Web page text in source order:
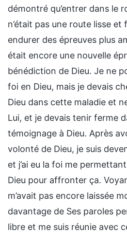
démontré qu’entrer dans le
n’était pas une route lisse et
endurer des épreuves plus
était encore une nouvelle
bénédiction de Dieu. Je ne
foi en Dieu, mais je devais
Dieu dans cette maladie et
Lui, et je devais tenir ferme
témoignage à Dieu. Après
volonté de Dieu, je suis
et j’ai eu la foi me
Dieu pour affronter ça.
m’avait pas encore laissée
davantage de Ses paroles
libre et me suis réunie avec